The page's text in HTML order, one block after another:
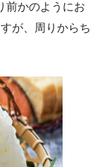
前かのようにお
が、周りからち